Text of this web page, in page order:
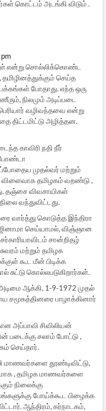
கொட்டம் அடங்கி விடும் .
என்று சொல்லிக்கொண்ட
செய்த
போதாது. எந்த ஒரு
நிலமும் அடிப்படை
வழிவந்தவை என்று
திட்டமிட்டு அழித்தன.
காவிரி நதி நீர்
போண்டா
முதல்வர் மற்றும்
தமிழகம் வறண்டு ,
தஞ்சை விவசாயிகள்
வந்துவிட்டது.
வார்த்து கொடுத்த இந்திரா
செய்யாமல், விஞ்ஞான
சான்றிதழ்
மற்றும் தமிழக
கூட மீன் பிடிக்க
சுட்டு கொல்லபடுகிறார்கள்.
ஆக்கி, 1-9-1972 முதல்
சமூகத்தினரை பாழாக்கினார்
அப்பாவி சிவிலியன்
படைக்கு சலாம் போட்டு ,
செய்தார்.
மாணவர்களை தூண்டிவிட்டு,
, தமிழக மாணவர்களை
நிலைக்கு
போய்க்கூட பிழைக்க
ஆந்திரம், கர்நாடகம்,